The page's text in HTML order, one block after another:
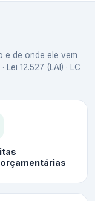
e de onde ele vem
12.527 (LAI) · LC